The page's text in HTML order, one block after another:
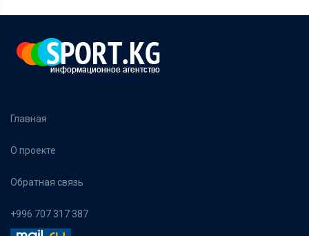
Главная
О проекте
Обратная связь
+996 707 317 387